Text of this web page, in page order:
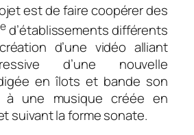
est de faire coopérer des
d’établissements différents
d’une vidéo alliant
d’une nouvelle
en îlots et bande son
à une musique créée en
suivant la forme sonate.